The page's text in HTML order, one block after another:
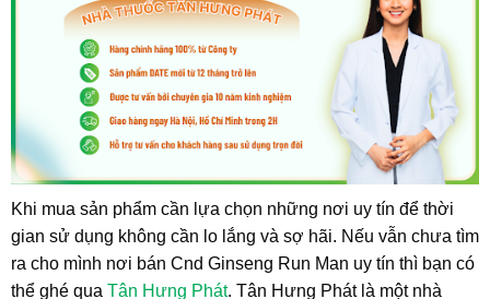
Khi mua sản phẩm cần lựa chọn những nơi uy tín để thời
gian sử dụng không cần lo lắng và sợ hãi. Nếu vẫn chưa tìm
ra cho mình nơi bán Cnd Ginseng Run Man uy tín thì bạn có
thể ghé qua Tân Hưng Phát. Tân Hưng Phát là một nhà